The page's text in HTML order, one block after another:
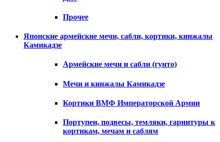
Прочее
Японские армейские мечи, сабли, кортики, кинжалы
Камикадзе
Армейские мечи и сабли (гунто)
Мечи и кинжалы Камикадзе
Кортики ВМФ Императорской Армии
Портупеи, подвесы, темляки, гарнитуры к
кортикам, мечам и саблям